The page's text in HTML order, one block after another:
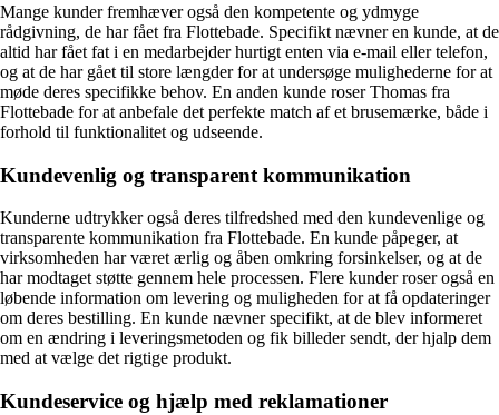
Mange kunder fremhæver også den kompetente og ydmyge
rådgivning, de har fået fra Flottebade. Specifikt nævner en kunde, at de
altid har fået fat i en medarbejder hurtigt enten via e-mail eller telefon,
og at de har gået til store længder for at undersøge mulighederne for at
møde deres specifikke behov. En anden kunde roser Thomas fra
Flottebade for at anbefale det perfekte match af et brusemærke, både i
forhold til funktionalitet og udseende.
Kundevenlig og transparent kommunikation
Kunderne udtrykker også deres tilfredshed med den kundevenlige og
transparente kommunikation fra Flottebade. En kunde påpeger, at
virksomheden har været ærlig og åben omkring forsinkelser, og at de
har modtaget støtte gennem hele processen. Flere kunder roser også en
løbende information om levering og muligheden for at få opdateringer
om deres bestilling. En kunde nævner specifikt, at de blev informeret
om en ændring i leveringsmetoden og fik billeder sendt, der hjalp dem
med at vælge det rigtige produkt.
Kundeservice og hjælp med reklamationer